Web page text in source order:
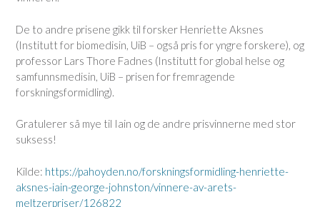
De to andre prisene gikk til forsker Henriette Aksnes
(Institutt for biomedisin, UiB – også pris for yngre forskere), og
professor Lars Thore Fadnes (Institutt for global helse og
samfunnsmedisin, UiB – prisen for fremragende
forskningsformidling).
Gratulerer så mye til Iain og de andre prisvinnerne med stor
suksess!
Kilde: https://pahoyden.no/forskningsformidling-henriette-
aksnes-iain-george-johnston/vinnere-av-arets-
meltzerpriser/126822